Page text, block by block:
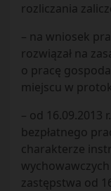
rozliczania
– na wniosek
rozwiązał na
o pracę
miejscu w
– od 16.09.2013
bezpłatnego
charakterze
zastępstwa od